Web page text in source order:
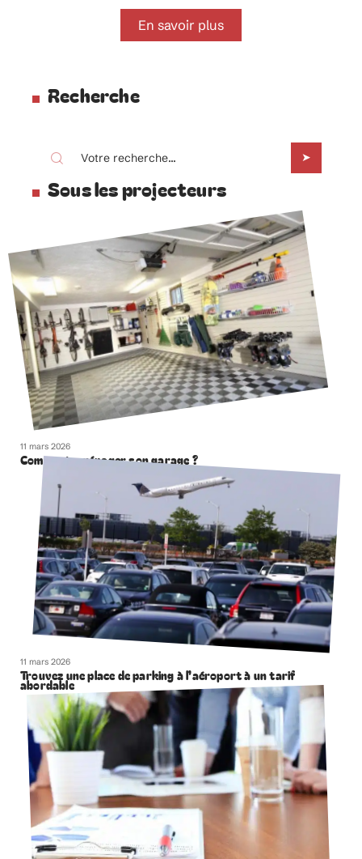
En savoir plus
Recherche
Sous les projecteurs
11 mars 2026
Comment aménager son garage ?
11 mars 2026
Trouvez une place de parking à l’aéroport à un tarif
abordable